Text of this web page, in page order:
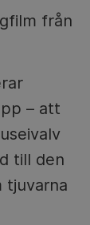
från
– att
till den
tjuvarna